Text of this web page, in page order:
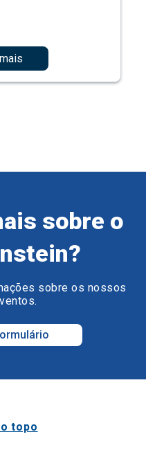
sobre o
sobre os nossos
topo